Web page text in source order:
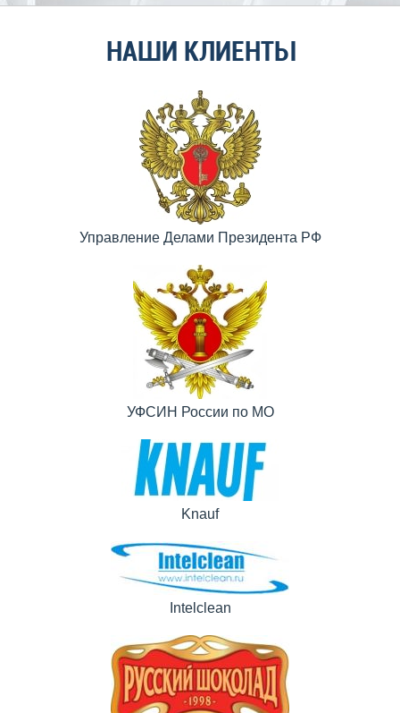
НАШИ КЛИЕНТЫ
Управление Делами Президента РФ
УФСИН России по МО
Knauf
Intelclean